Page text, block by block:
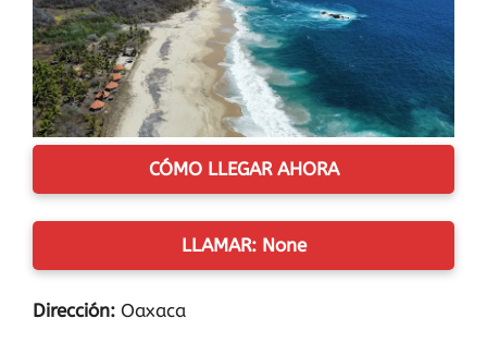
CÓMO LLEGAR AHORA
LLAMAR: None
Dirección: Oaxaca